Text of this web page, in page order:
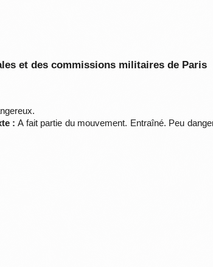
et des commissions militaires de Paris
: A fait partie du mouvement. Entraîné. Peu